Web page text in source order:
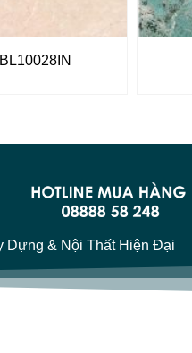
Dựng & Nội Thất Hiện Đại